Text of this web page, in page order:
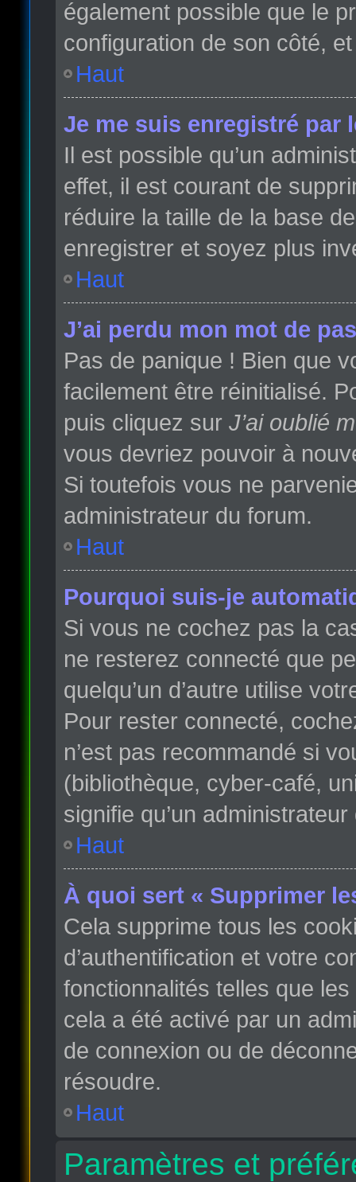
également possible que le
configuration de son côté,
Haut
Je me suis enregistré par
Il est possible qu’un
effet, il est courant de
réduire la taille de la base
enregistrer et soyez plus
Haut
J’ai perdu mon mot de
Pas de panique ! Bien que
facilement être réinitialisé.
puis cliquez sur J’ai oublié
vous devriez pouvoir à
Si toutefois vous ne
administrateur du forum.
Haut
Pourquoi suis-je
Si vous ne cochez pas la
ne resterez connecté que
quelqu’un d’autre utilise
Pour rester connecté,
n’est pas recommandé si
(bibliothèque, cyber-café,
signifie qu’un
Haut
À quoi sert « Supprimer
Cela supprime tous les
d’authentification et votre
fonctionnalités telles que
cela a été activé par un
de connexion ou de
résoudre.
Haut
Paramètres et